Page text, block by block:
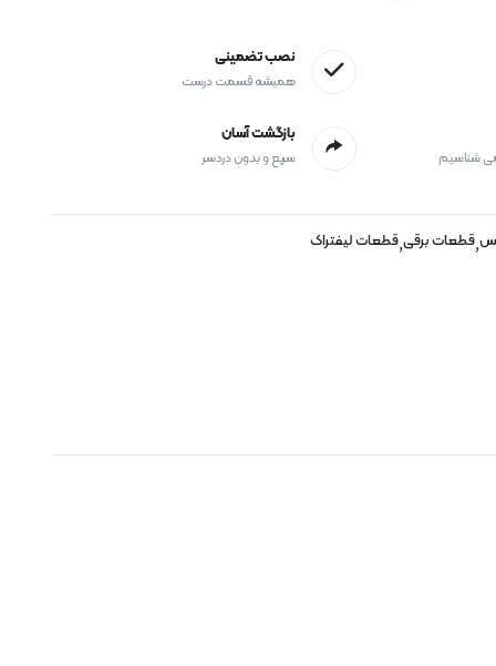
نصب تضمینی
همیشه قسمت درست
شناسیم
بازگشت آسان
سریع و بدون دردسر
,قطعات برقی,قطعات لیفتراک